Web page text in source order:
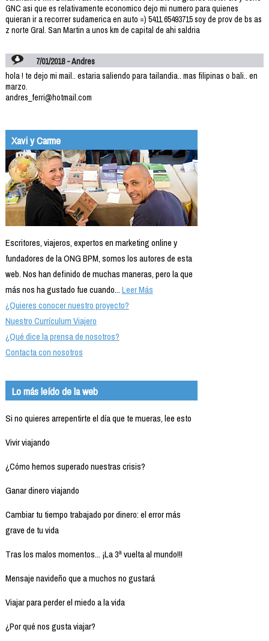
GNC asi que es relativamente economico dejo mi numero para quienes
quieran ir a recorrer sudamerica en auto =) 5411 65493715 soy de prov de bs as
z norte Gral. San Martin a unos km de capital de ahi saldria
7/01/2018 - Andres
hola ! te dejo mi mail.. estaria saliendo para tailandia.. mas filipinas o bali.. en
marzo.
andres_ferri@hotmail.com
Xavi y Carme
Escritores, viajeros, expertos en marketing online y
fundadores de la ONG BPM, somos los autores de esta
web. Nos han definido de muchas maneras, pero la que
más nos ha gustado fue cuando...Leer Más
¿Quieres conocer nuestro proyecto?
Nuestro Currículum Viajero
¿Qué dice la prensa de nosotros?
Contacta con nosotros
Lo más leído de la web
Si no quieres arrepentirte el día que te mueras, lee esto
Vivir viajando
¿Cómo hemos superado nuestras crisis?
Ganar dinero viajando
Cambiar tu tiempo trabajado por dinero: el error más
grave de tu vida
Tras los malos momentos... ¡La 3ª vuelta al mundo!!!
Mensaje navideño que a muchos no gustará
Viajar para perder el miedo a la vida
¿Por qué nos gusta viajar?